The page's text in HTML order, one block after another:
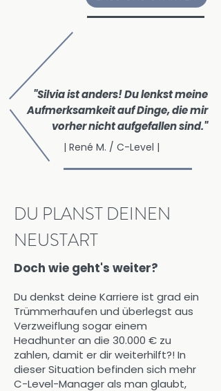
"Silvia ist anders! Du lenkst meine
Aufmerksamkeit auf Dinge, die mir
vorher nicht aufgefallen sind."
| René M. / C-Level |
DU PLANST DEINEN
NEUSTART
Doch wie geht's weiter?
Du denkst deine Karriere ist grad ein
Trümmerhaufen und überlegst aus
Verzweiflung sogar einem
Headhunter an die 30.000 € zu
zahlen, damit er dir weiterhilft?! In
dieser Situation befinden sich mehr
C-Level-Manager als man glaubt,